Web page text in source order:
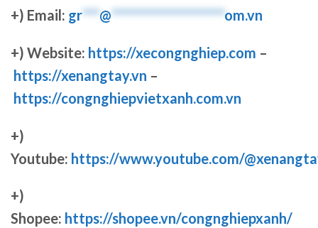
+) Email: gr***@********************om.vn
+) Website: https://xecongnghiep.com –
https://xenangtay.vn –
https://congnghiepvietxanh.com.vn
+)
Youtube: https://www.youtube.com/
+)
Shopee: https://shopee.vn/congnghiepxanh/